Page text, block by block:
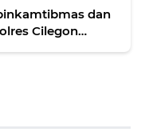
dan
Cilegon